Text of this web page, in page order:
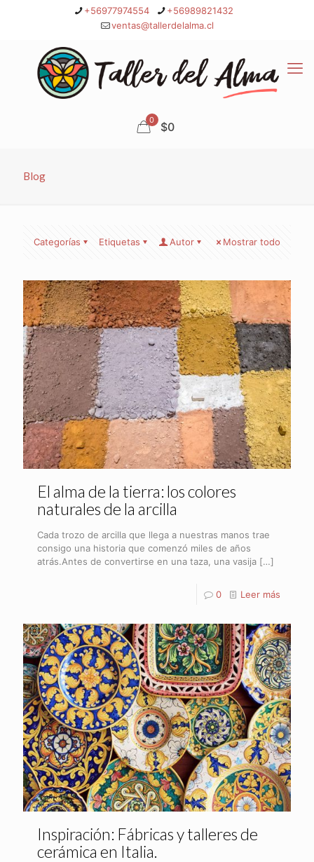
+56977974554
+56989821432
ventas@tallerdelalma.cl
0 $0
Blog
Categorías Etiquetas Autor Mostrar todo
El alma de la tierra: los colores
naturales de la arcilla
Cada trozo de arcilla que llega a nuestras manos trae
consigo una historia que comenzó miles de años
atrás.Antes de convertirse en una taza, una vasija […]
0 Leer más
Inspiración: Fábricas y talleres de
cerámica en Italia.